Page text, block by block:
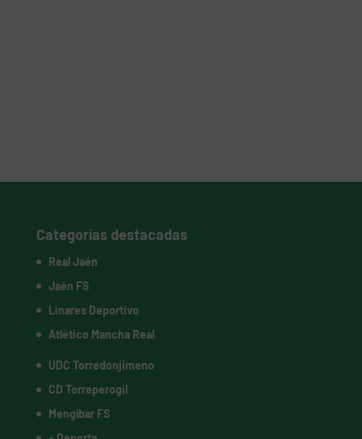
Categorías destacadas
Real Jaén
Jaén FS
Linares Deportivo
Atlético Mancha Real
UDC Torredonjimeno
CD Torreperogil
Mengíbar FS